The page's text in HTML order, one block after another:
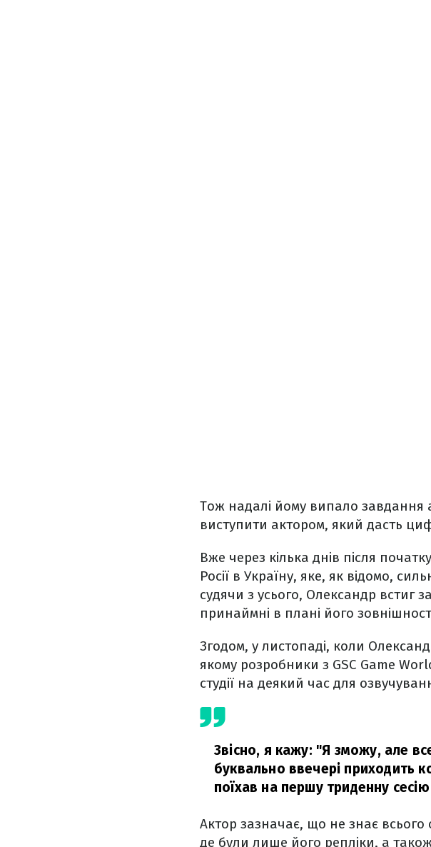
Тож надалі йому випало завдання
виступити актором, який дасть
Вже через кілька днів після
Росії в Україну, яке, як відомо,
судячи з усього, Олександр
принаймні в плані його
Згодом, у листопаді, коли
якому розробники з GSC Game
студії на деякий час для
Звісно, я кажу: "Я зможу, але
буквально ввечері приходить
поїхав на першу триденну
Актор зазначає, що не знає
де були лише його репліки, а